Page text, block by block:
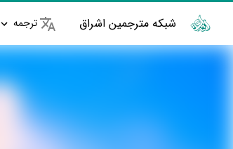
شبکه مترجمین اشراق ترجمه